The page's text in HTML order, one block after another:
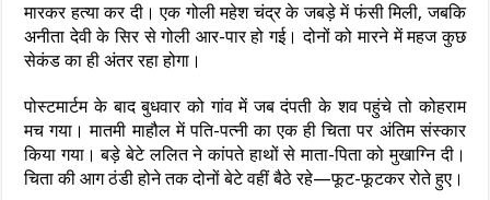
मारकर हत्या कर दी। एक गोली महेश चंद्र के जबड़े में फंसी मिली, जबकि
अनीता देवी के सिर से गोली आर-पार हो गई। दोनों को मारने में महज कुछ
सेकंड का ही अंतर रहा होगा।
पोस्टमार्टम के बाद बुधवार को गांव में जब दंपती के शव पहुंचे तो कोहराम
मच गया। मातमी माहौल में पति-पत्नी का एक ही चिता पर अंतिम संस्कार
किया गया। बड़े बेटे ललित ने कांपते हाथों से माता-पिता को मुखाग्नि दी।
चिता की आग ठंडी होने तक दोनों बेटे वहीं बैठे रहे—फूट-फूटकर रोते हुए।